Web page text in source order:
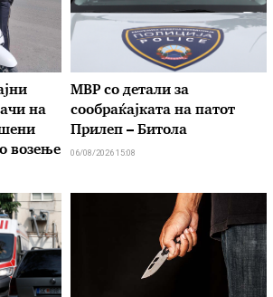
на
возење
МВР со детали за
сообраќајката на патот
Прилеп – Битола
06/08/2026 15:08